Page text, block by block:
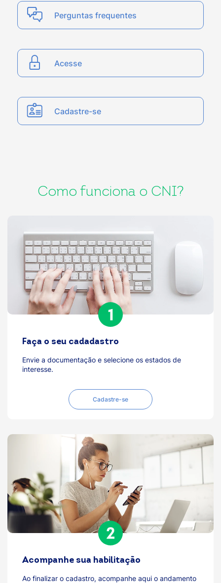
Perguntas frequentes
Acesse
Cadastre-se
Como funciona o CNI?
Faça o seu cadadastro
Envie a documentação e selecione os estados de
interesse.
Cadastre-se
Acompanhe sua habilitação
Ao finalizar o cadastro, acompanhe aqui o andamento